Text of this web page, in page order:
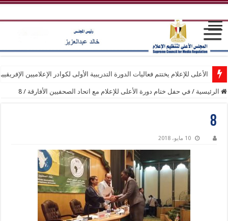
الأعلى للإعلام يختتم فعاليات الدورة التدريبية الأولى لكوادر الإعلاميين
الرئيسية / في حفل ختام دورة الأعلى للإعلام مع اتحاد الصحفيين الأفارقة /
8
8
10 مايو، 2018